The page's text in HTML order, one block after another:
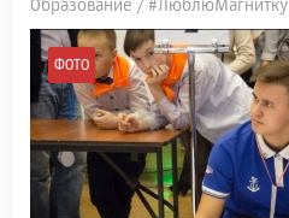
Образование / #ЛюблюМагнитку
ФОТО